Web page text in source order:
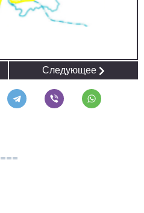
Следующее